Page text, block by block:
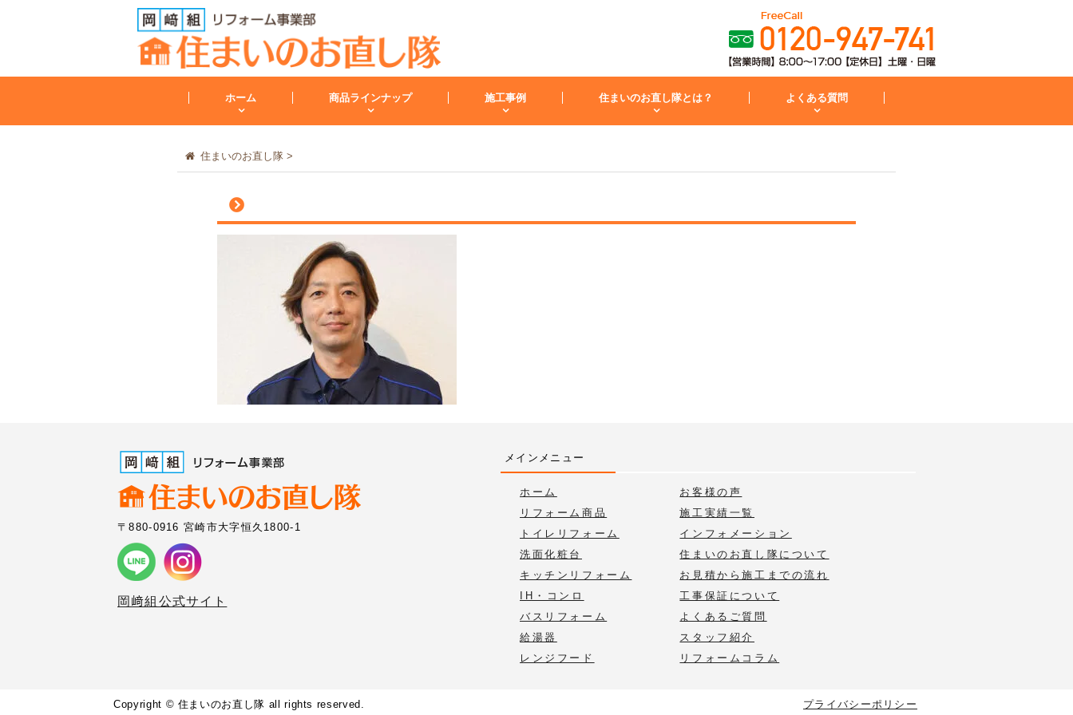
ホーム 商品ラインナップ
トイレリフォーム 洗面台 レンジフード IH・コンロ
キッチンリフォーム
施工事例
トイレ キッチン バスルーム 洗面化粧台 コンロ
小工事・修理
住まいのお直し隊とは？
会社案内 スタッフ紹介 お客様の声 お見積から施工までの流れ
リフォームコラム
よくある質問
住まいのお直し隊>
〒880-0916 宮崎市大字恒久1800-1
岡﨑組公式サイト
メインメニュー
ホーム
リフォーム商品
トイレリフォーム
洗面化粧台
キッチンリフォーム
IH・コンロ
バスリフォーム
給湯器
レンジフード
お客様の声
施工実績一覧
インフォメーション
住まいのお直し隊について
お見積から施工までの流れ
工事保証について
よくあるご質問
スタッフ紹介
リフォームコラム
Copyright © 住まいのお直し隊 all rights reserved. プライバシーポリシー